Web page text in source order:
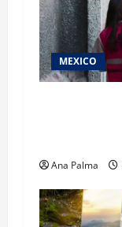
MEXICO
Ana Palma